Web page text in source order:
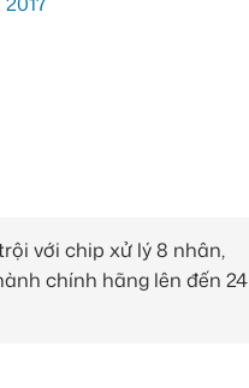
với chip xử lý 8 nhân,
chính hãng lên đến 24